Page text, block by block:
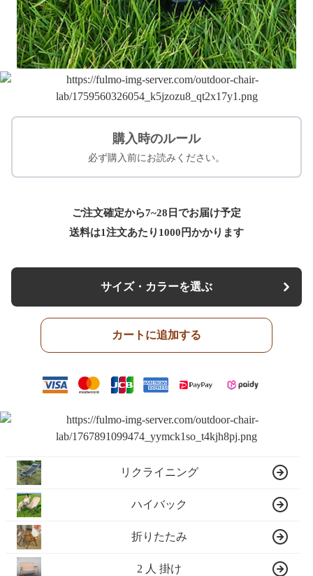
購入時のルール
必ず購入前にお読みください。
ご注文確定から7~28日でお届け予定
送料は1注文あたり 1000 円かかります
サイズ・カラーを選ぶ
カートに追加する
リクライニング
ハイバック
折りたたみ
2 人 掛け